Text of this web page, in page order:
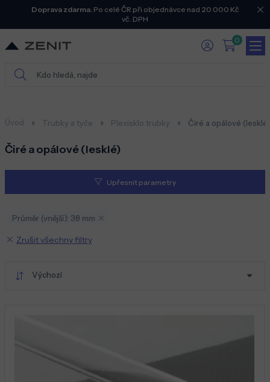
Doprava zdarma.Po celé ČR při objednávce nad 20 000 Kč
vč. DPH
0
Úvod Trubky a tyče Plexisklo trubky Čiré a opálové (lesklé)
Čiré a opálové (lesklé)
Upřesnit parametry
Průměr (vnější): 38 mm
Zrušit všechny filtry
Výchozí